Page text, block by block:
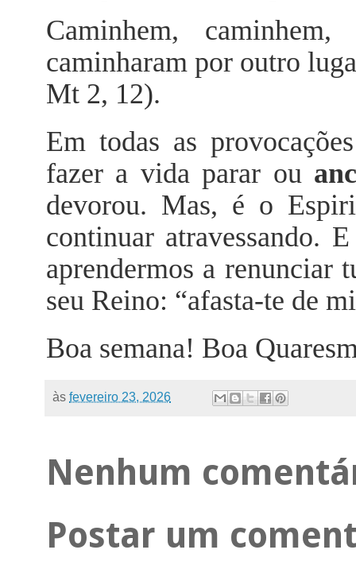
Caminhem,
caminharam por outro
Mt 2, 12).
Em todas as
fazer a vida parar ou
devorou. Mas, é o
continuar atravessando.
aprendermos a renunciar
seu Reino: “afasta-te de
Boa semana! Boa
às fevereiro 23, 2026
Nenhum
Postar um